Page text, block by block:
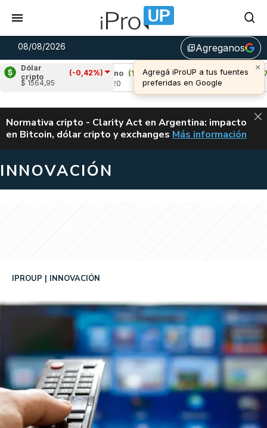
08/08/2026 library_addAgreganos
×
Agregá iProUP a tus fuentes
preferidas en Google
Dólar
cripto
(-0,42%)
$ 1564,95
Cardano (1,03%)
Avalanche (1,76%)
u$s 6,54
ALERTA
Normativa cripto - Clarity Act en Argentina: impacto
en Bitcoin, dólar cripto y exchanges CLARITY ACT EN
Más información
INNOVACIÓN
IPROUP INNOVACIÓN